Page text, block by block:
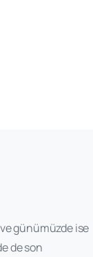
günümüzde ise
de son